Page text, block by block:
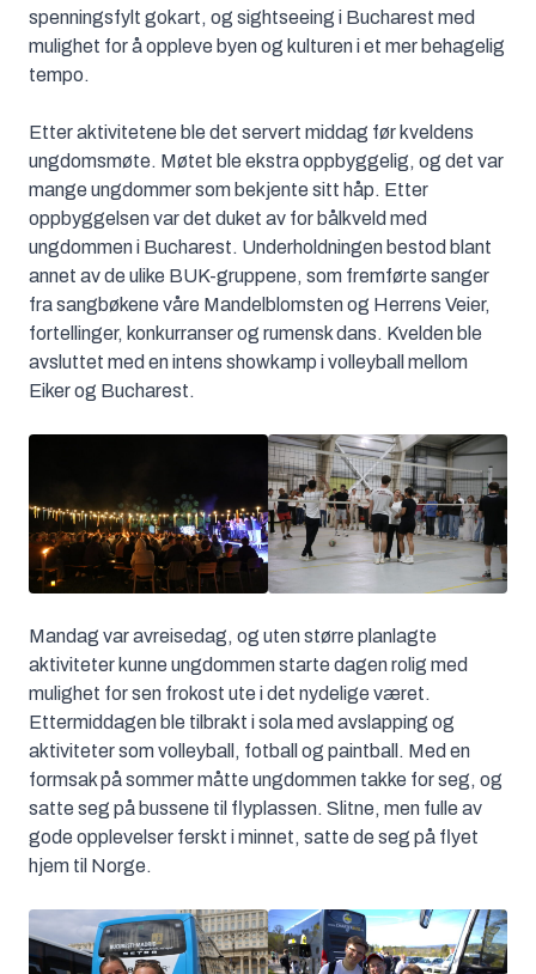
spenningsfylt gokart, og sightseeing i Bucharest med
mulighet for å oppleve byen og kulturen i et mer behagelig
tempo.
Etter aktivitetene ble det servert middag før kveldens
ungdomsmøte. Møtet ble ekstra oppbyggelig, og det var
mange ungdommer som bekjente sitt håp. Etter
oppbyggelsen var det duket av for bålkveld med
ungdommen i Bucharest. Underholdningen bestod blant
annet av de ulike BUK-gruppene, som fremførte sanger
fra sangbøkene våre Mandelblomsten og Herrens Veier,
fortellinger, konkurranser og rumensk dans. Kvelden ble
avsluttet med en intens showkamp i volleyball mellom
Eiker og Bucharest.
Mandag var avreisedag, og uten større planlagte
aktiviteter kunne ungdommen starte dagen rolig med
mulighet for sen frokost ute i det nydelige været.
Ettermiddagen ble tilbrakt i sola med avslapping og
aktiviteter som volleyball, fotball og paintball. Med en
formsak på sommer måtte ungdommen takke for seg, og
satte seg på bussene til flyplassen. Slitne, men fulle av
gode opplevelser ferskt i minnet, satte de seg på flyet
hjem til Norge.